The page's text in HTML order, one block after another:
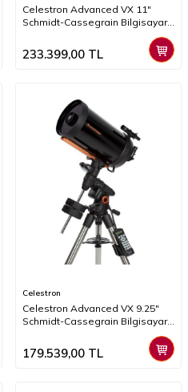
Celestron Advanced VX 11"
Schmidt-Cassegrain Bilgisayar
233.399,00 TL
Celestron
Celestron Advanced VX 9.25"
Schmidt-Cassegrain Bilgisayar
179.539,00 TL